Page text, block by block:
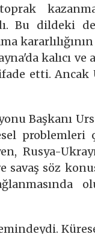
Bu dildeki
kalıcı
etti. Ancak
Başkanı
Rusya-
söz